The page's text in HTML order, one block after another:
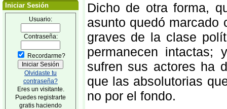
Iniciar Sesión
Usuario:
Contraseña:
Recordarme?
Olvidaste tu
contraseña?
Eres un visitante.
Puedes registrarte
gratis haciendo
Dicho de otra forma,
asunto quedó marcado
graves de la clase
permanecen
sufren sus actores ha
que las absolutorias
no por el fondo.